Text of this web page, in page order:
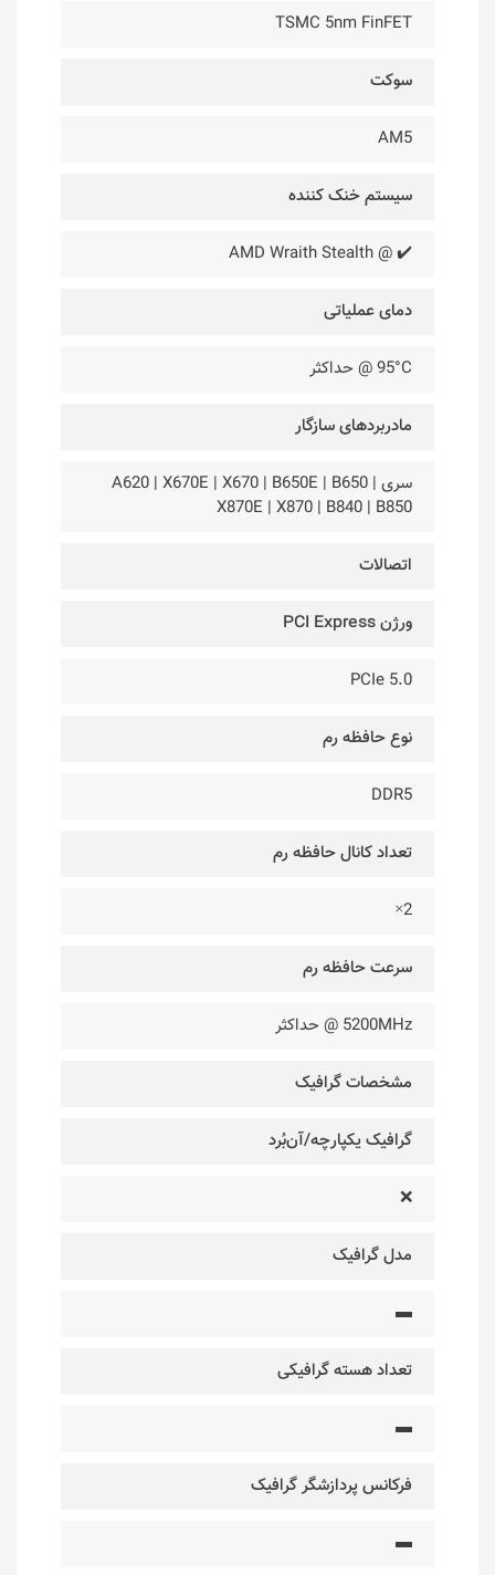
TSMC 5nm FinFET
سوکت
AM5
سیستم خنک کننده
✔️ @ AMD Wraith Stealth
دمای عملیاتی
95°C @ حداکثر
مادربردهای سازگار
سری A620 | X670E | X670 | B650E | B650 |
X870E | X870 | B840 | B850
اتصالات
ورژن PCI Express
PCIe 5.0
نوع حافظه رم
DDR5
تعداد کانال حافظه رم
2×
سرعت حافظه رم
5200MHz @ حداکثر
مشخصات گرافیک
گرافیک یکپارچه/آن‌بُرد
❌
مدل گرافیک
▬
تعداد هسته‌ گرافیکی
▬
فرکانس پردازشگر گرافیک
▬